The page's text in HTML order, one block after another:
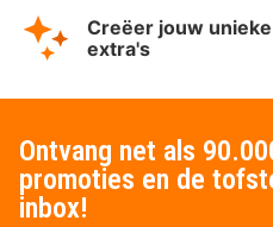
Creëer jouw
extra's
Ontvang net als
promoties en de
inbox!